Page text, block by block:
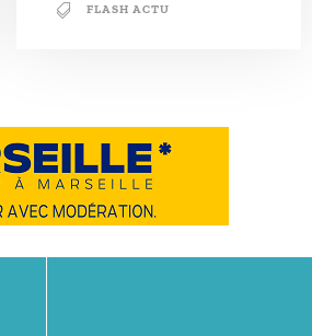
FLASH ACTU